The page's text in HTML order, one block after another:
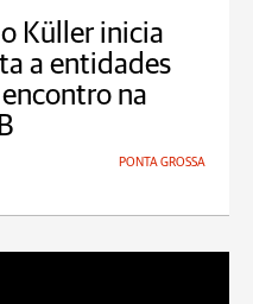
Küller inicia
a entidades
na
PONTA GROSSA